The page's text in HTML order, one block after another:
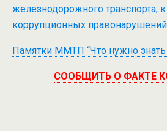
железнодорожного транспорта,
коррупционных правонарушений
Памятки ММТП “Что нужно знать
СООБЩИТЬ О ФАКТЕ